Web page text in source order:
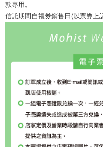
款專用。
信託期間自禮券銷售日(以票券上